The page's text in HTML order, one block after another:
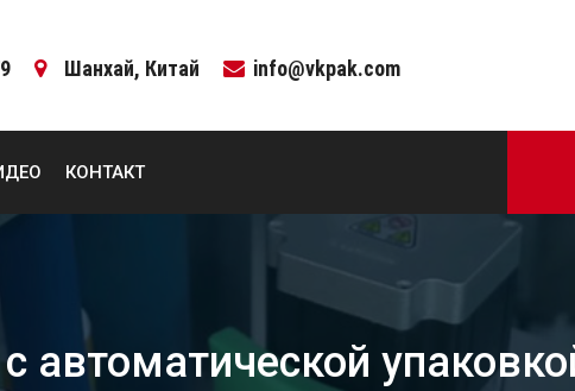
Шанхай, Китай info@vkpak.com
КОНТАКТ
автоматической